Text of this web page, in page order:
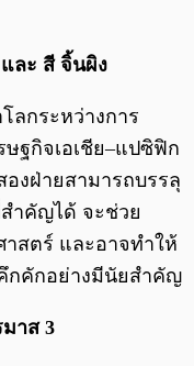
ละ สี จิ้นผิง
ลกระหว่างการ
ฐกิจเอเชีย–แปซิฟิก
องฝ่ายสามารถบรรลุ
ำคัญได้ จะช่วย
สตร์ และอาจทำให้
กคักอย่างมีนัยสำคัญ
าส 3